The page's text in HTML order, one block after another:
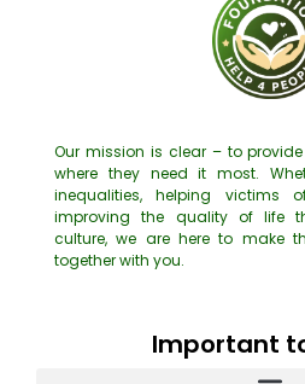
Our mission is clear – to
where they need it most.
inequalities, helping victims
improving the quality of life
culture, we are here to make
together with you.
Important